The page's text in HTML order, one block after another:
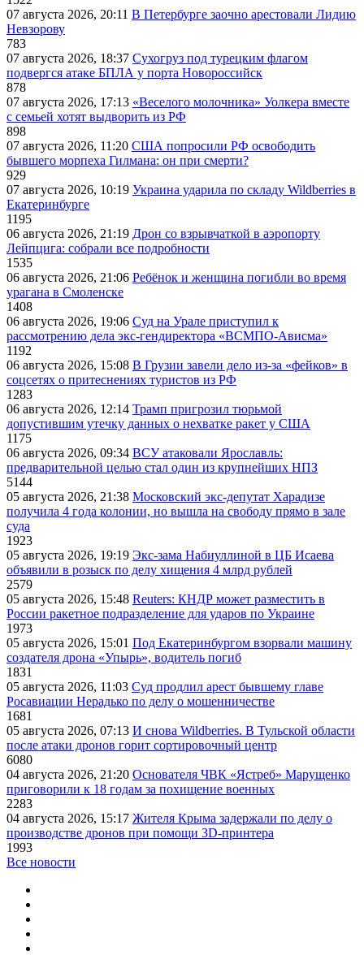
07 августа 2026, 20:11 В Петербурге заочно арестовали Лидию
Невзорову
783
07 августа 2026, 18:37 Сухогруз под турецким флагом
подвергся атаке БПЛА у порта Новороссийск
878
07 августа 2026, 17:13 «Веселого молочника» Уолкера вместе
с семьей хотят выдворить из РФ
898
07 августа 2026, 11:20 США попросили РФ освободить
бывшего морпеха Гилмана: он при смерти?
929
07 августа 2026, 10:19 Украина ударила по складу Wildberries в
Екатеринбурге
1195
06 августа 2026, 21:19 Дрон со взрывчаткой в аэропорту
Лейпцига: собрали все подробности
1535
06 августа 2026, 21:06 Ребёнок и женщина погибли во время
урагана в Смоленске
1408
06 августа 2026, 19:06 Суд на Урале приступил к
рассмотрению дела экс-гендиректора «ВСМПО-Ависма»
1192
06 августа 2026, 15:08 В Грузии завели дело из-за «фейков» в
соцсетях о притеснениях туристов из РФ
1283
06 августа 2026, 12:14 Трамп пригрозил тюрьмой
допустившим утечку данных о нехватке ракет у США
1175
06 августа 2026, 09:34 ВСУ атаковали Ярославль:
предварительной целью стал один из крупнейших НПЗ
5144
05 августа 2026, 21:38 Московский экс-депутат Харадизе
получила 4 года колонии, но вышла на свободу прямо в зале
суда
1923
05 августа 2026, 19:19 Экс-зама Набиуллиной в ЦБ Исаева
объявили в розыск по делу хищения 4 млрд рублей
2579
05 августа 2026, 15:48 Reuters: КНДР может разместить в
России ракетное подразделение для ударов по Украине
1973
05 августа 2026, 15:01 Под Екатеринбургом взорвали машину
создателя дрона «Упырь», водитель погиб
1831
05 августа 2026, 11:03 Суд продлил арест бывшему главе
Росавиации Нерадько по делу о мошенничестве
1681
05 августа 2026, 07:13 И снова Wildberries. В Тульской области
после атаки дронов горит сортировочный центр
6080
04 августа 2026, 21:20 Основателя ЧВК «Ястреб» Марущенко
приговорили к 18 годам за похищение военных
2283
04 августа 2026, 15:17 Жителя Крыма задержали по делу о
производстве дронов при помощи 3D‑принтера
1993
Все новости